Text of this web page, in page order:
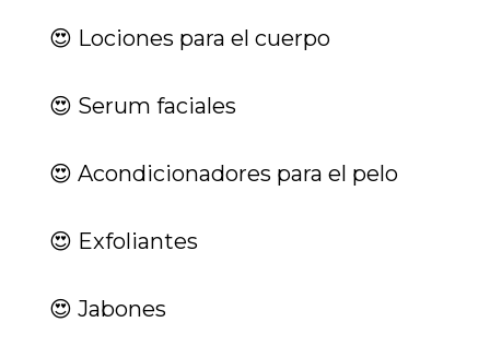
😍 Lociones para el cuerpo
😍 Serum faciales
😍 Acondicionadores para el pelo
😍 Exfoliantes
😍 Jabones